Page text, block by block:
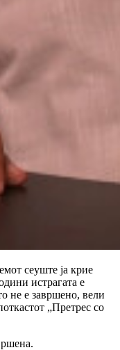
сеуште ја крие
истрагата е
не е завршено, вели
„Претрес со